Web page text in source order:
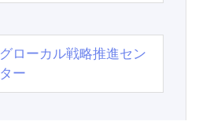
グローカル戦略推進セン
ター